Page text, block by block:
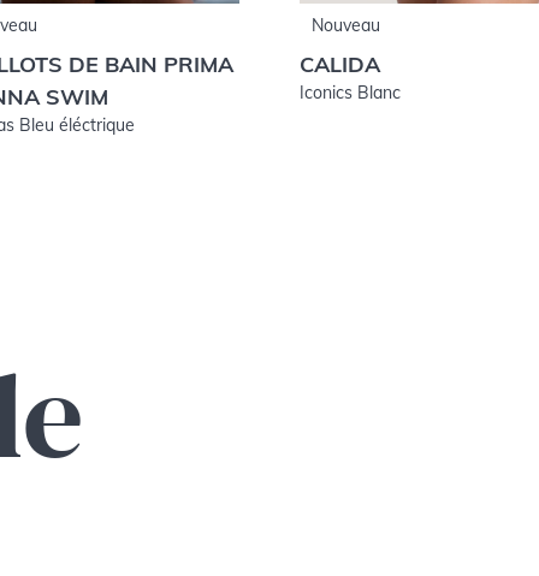
DE BAIN PRIMA
SWIM
Bleu éléctrique
Nouveau
CALIDA
Iconics Blanc